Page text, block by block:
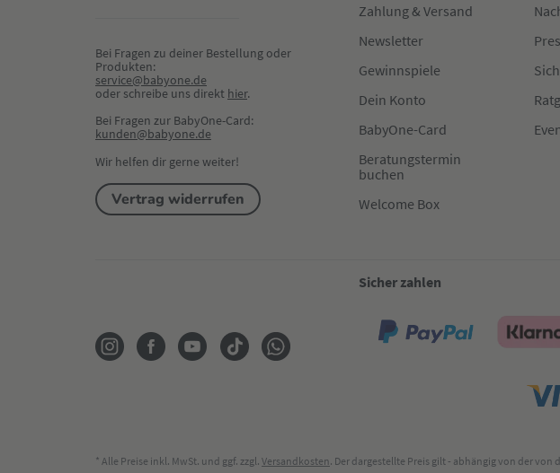
Bei Fragen zu deiner Bestellung oder
Produkten:
service@babyone.de
oder schreibe uns direkt hier.
Bei Fragen zur BabyOne-Card:
kunden@babyone.de
Wir helfen dir gerne weiter!
Vertrag widerrufen
Zahlung & Versand
Newsletter
Gewinnspiele
Dein Konto
BabyOne-Card
Beratungstermin
buchen
Welcome Box
Sicher zahlen
* Alle Preise inkl. MwSt. und ggf. zzgl. Versandkosten. Der dargestellte Preis gilt - abhängig von der